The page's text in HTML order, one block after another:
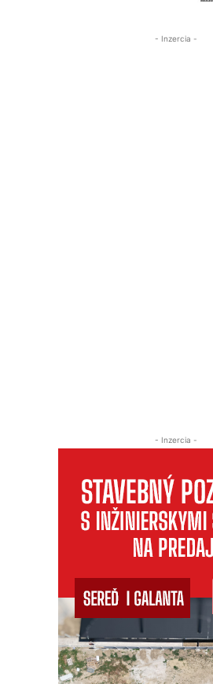
- Inzercia -
- Inzercia -